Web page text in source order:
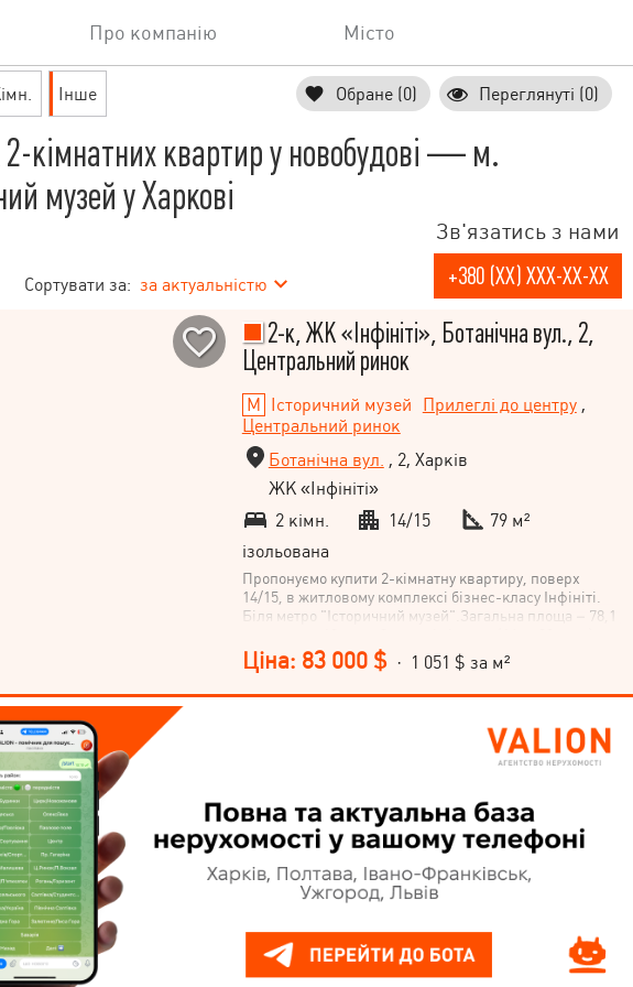
Про компанію Місто
Інше Обране (0) Переглянуті (0)
кімнатних квартир у новобудові — м.
музей у Харкові
Сортувати за: за актуальністю
Зв'язатись з нами
+380 (XX) XXX-XX-XX
2-к, ЖК «Інфініті», Ботанічна вул., 2,
Центральний ринок
Історичний музей Прилеглі до центру,
Центральний ринок
Ботанічна вул. , 2, Харків
ЖК «Інфініті»
2 кімн.
14/15
79 м²
ізольована
Пропонуємо купити 2-кімнатну квартиру, поверх
14/15, в житловому комплексі бізнес-класу Інфініті.
Біля метро "Історичний музей".Загальна площа – 78,1
лоджія, роздільний санвузол, вбиральня. Висота
стель складає 3,10 м.Секція 2. На поверсі всього 4
квартири. Видовий 14 поверх з чудовим краєвидом на
куполи соборів та історичний центр із двох сторін
видно з вікон. Житловий комплекс розташований в
історичному центрі Харкова. Станції метро Історичний
із комплексом: Ботанічний сад, парк ім. Т.Г.
Шевченка, Дельфінарій, Харківський зоопарк, площа
Свободи, ХНАТОБ, Центральний та книжковий ринок.
У районі з добре розвиненою транспортною та
соціальною інфраструктурою.Будинок знаходиться за
10 метрів від розкішної паркової зони парку ім. Т.Г.
театри, музеї, храми, ліцей, 4 великихВНЗ
(Університет і т.д.), супермаркет "Рост", "Клас",
Центральний і книжковий ринок.Поруч школа №6 із
Ціна: 83 000 $· 1 051 $ за м²